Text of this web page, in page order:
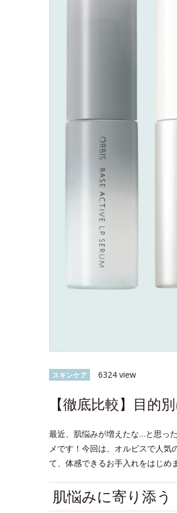
スキンケア 6324 view
【徹底比較】目的
最近、肌悩みが増えたな…と思っ
メです！今回は、オルビスで人
て、体感できるお手入れをはじめ
肌悩みに寄り添